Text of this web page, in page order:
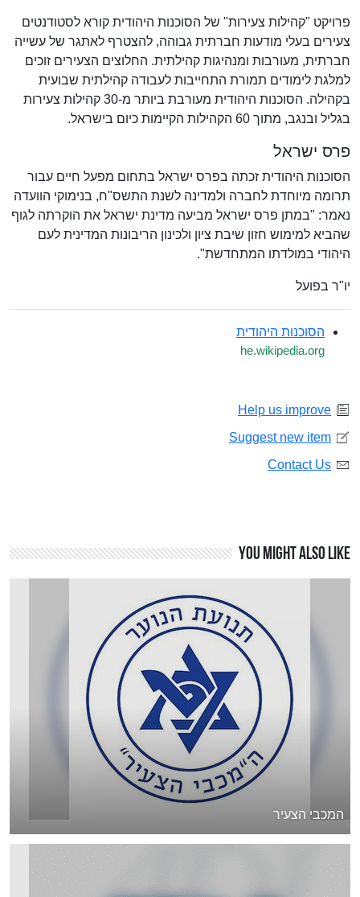
פרויקט "קהילות צעירות" של הסוכנות היהודית קורא לסטודנטים
צעירים בעלי מודעות חברתית גבוהה, להצטרף לאתגר של עשייה
חברתית, מעורבות ומנהיגות קהילתית. החלוצים הצעירים זוכים
למלגת לימודים תמורת התחייבות לעבודה קהילתית שבועית
בקהילה. הסוכנות היהודית מעורבת ביותר מ-30 קהילות צעירות
בגליל ובנגב, מתוך 60 הקהילות הקיימות כיום בישראל.
פרס ישראל
הסוכנות היהודית זכתה בפרס ישראל בתחום מפעל חיים עבור
תרומה מיוחדת לחברה ולמדינה לשנת התשס"ח, בנימוקי הוועדה
נאמר: "במתן פרס ישראל מביעה מדינת ישראל את הוקרתה לגוף
שהביא למימוש חזון שיבת ציון ולכינון הריבונות המדינית לעם
היהודי במולדתו המתחדשת".
יו"ר בפועל
הסוכנות היהודית
he.wikipedia.org
Help us improve
Suggest new item
Contact Us
You might also like
המכבי הצעיר